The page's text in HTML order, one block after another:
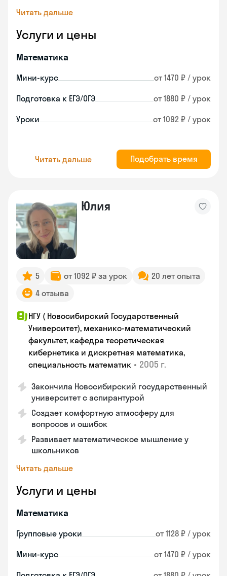
Читать дальше
Услуги и цены
Математика
Мини-курс от 1470 ₽ / урок
Подготовка к ЕГЭ/ОГЭ от 1880 ₽ / урок
Уроки от 1092 ₽ / урок
Читать дальше Подобрать время
Юлия
5 от 1092 ₽ за урок
20 лет опыта
4 отзыва
НГУ ( Новосибирский Государственный
Университет), механико-математический
факультет, кафедра теоретическая
кибернетика и дискретная математика,
специальность математик • 2005 г.
Закончилa Новосибирский государственный
университет с аспирантурой
Создает комфортную атмосферу для
вопросов и ошибок
Развивает математическое мышление у
школьников
Читать дальше
Услуги и цены
Математика
Групповые уроки от 1128 ₽ / урок
Мини-курс от 1470 ₽ / урок